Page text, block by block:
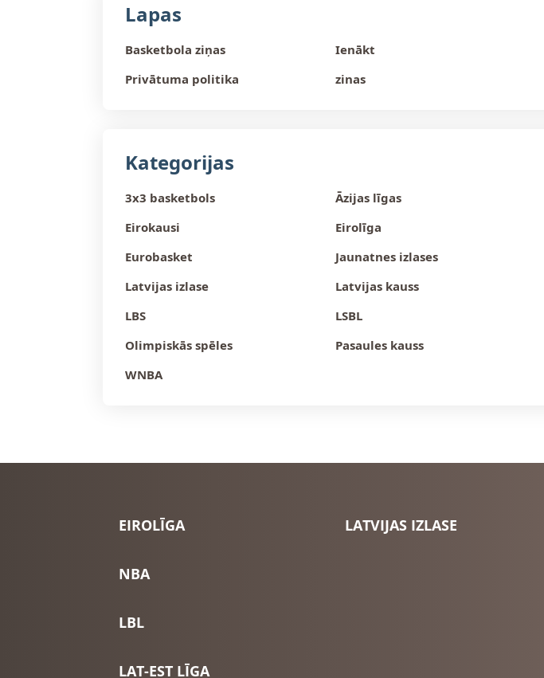
Lapas
Basketbola ziņas Ienākt
Privātuma politika
zinas
Kategorijas
3x3 basketbols Āzijas līgas
Eirokausi
Eirolīga
Eurobasket
Jaunatnes izlases
Latvijas izlase
Latvijas kauss
LBS
LSBL
Olimpiskās spēles
Pasaules kauss
WNBA
EIROLĪGA
NBA
LBL
LAT-EST LĪGA
LATVIJAS IZLASE